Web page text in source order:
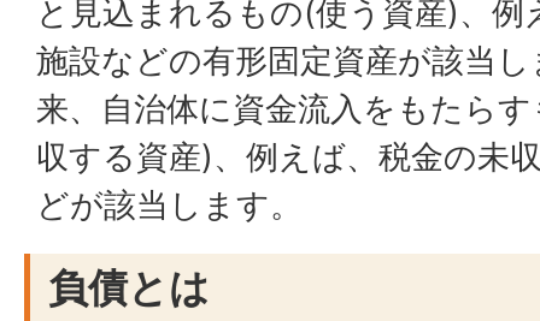
と見込まれるもの(使う資産)、
施設などの有形固定資産が該当
来、自治体に資金流入をもたら
収する資産)、例えば、税金の未
どが該当します。
負債とは